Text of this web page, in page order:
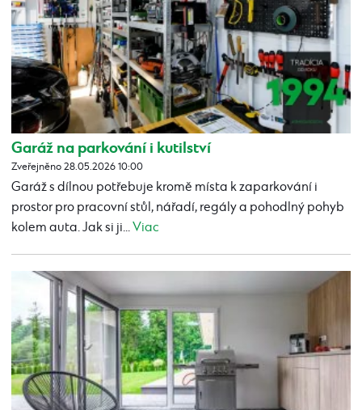
Garáž na parkování i kutilství
Zveřejněno 28.05.2026 10:00
Garáž s dílnou potřebuje kromě místa k zaparkování i
prostor pro pracovní stůl, nářadí, regály a pohodlný pohyb
kolem auta. Jak si ji...Viac